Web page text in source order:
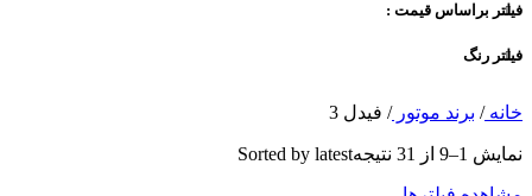
فیلتر براساس قیمت :
فیلتر رنگ
خانه/ برند موتور/ فیدل 3
نمایش 1–9 از 31 نتیجه
Sorted by latest